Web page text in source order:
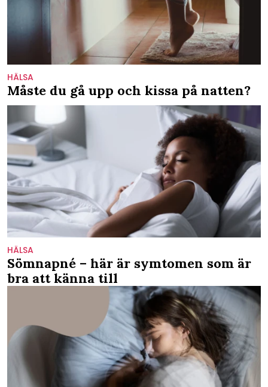
HÄLSA
Måste du gå upp och kissa på natten?
HÄLSA
Sömnapné – här är symtomen som är
bra att känna till